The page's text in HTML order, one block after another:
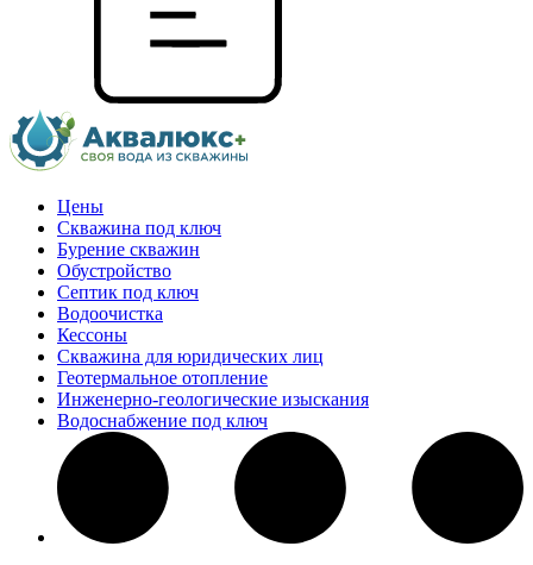
Цены
Скважина под ключ
Бурение скважин
Обустройство
Септик под ключ
Водоочистка
Кессоны
Скважина для юридических лиц
Геотермальное отопление
Инженерно-геологические изыскания
Водоснабжение под ключ